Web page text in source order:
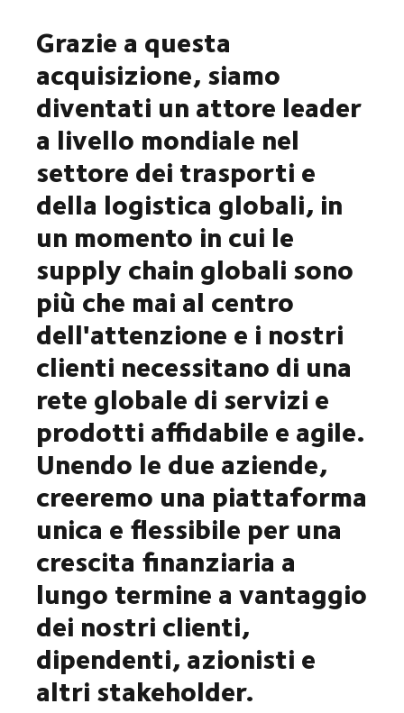
Grazie a questa
acquisizione, siamo
diventati un attore leader
a livello mondiale nel
settore dei trasporti e
della logistica globali, in
un momento in cui le
supply chain globali sono
più che mai al centro
dell'attenzione e i nostri
clienti necessitano di una
rete globale di servizi e
prodotti affidabile e agile.
Unendo le due aziende,
creeremo una piattaforma
unica e flessibile per una
crescita finanziaria a
lungo termine a vantaggio
dei nostri clienti,
dipendenti, azionisti e
altri stakeholder.